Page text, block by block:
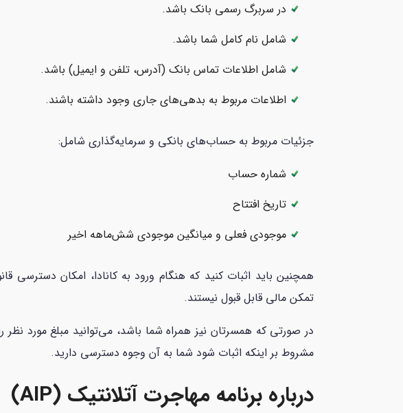
در سربرگ رسمی بانک باشد.
شامل نام کامل شما باشد.
شامل اطلاعات تماس بانک (آدرس، تلفن و ایمیل) باشد.
اطلاعات مربوط به بدهی‌های جاری وجود داشته باشند.
جزئیات مربوط به حساب‌های بانکی و سرمایه‌گذاری شامل:
شماره حساب
تاریخ افتتاح
موجودی فعلی و میانگین موجودی شش‌ماهه اخیر
همچنین باید اثبات کنید که هنگام ورود به کانادا، امکان دسترسی
تمکن مالی قابل قبول نیستند.
در صورتی که همسرتان نیز همراه شما باشد، می‌توانید مبلغ مورد
مشروط بر اینکه اثبات شود شما به آن وجوه دسترسی دارید.
درباره برنامه مهاجرت آتلانتیک (AIP)